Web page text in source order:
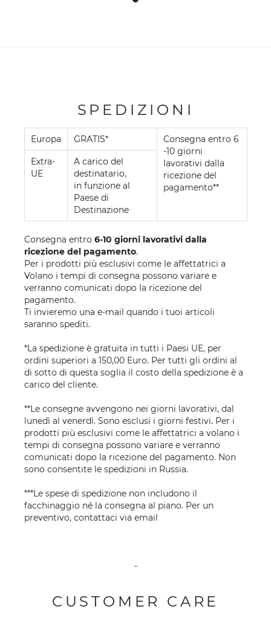
SPEDIZIONI
Europa GRATIS*
Consegna entro 6
-10 giorni
lavorativi dalla
ricezione del
pagamento**
Extra-
UE
A carico del
destinatario,
in funzione al
Paese di
Destinazione
Consegna entro 6-10 giorni lavorativi dalla
ricezione del pagamento.
Per i prodotti più esclusivi come le affettatrici a
Volano i tempi di consegna possono variare e
verranno comunicati dopo la ricezione del
pagamento.
Ti invieremo una e-mail quando i tuoi articoli
saranno spediti.
*La spedizione è gratuita in tutti i Paesi UE, per
ordini superiori a 150,00 Euro. Per tutti gli ordini al
di sotto di questa soglia il costo della spedizione è a
carico del cliente.
**Le consegne avvengono nei giorni lavorativi, dal
lunedì al venerdì. Sono esclusi i giorni festivi. Per i
prodotti più esclusivi come le affettatrici a volano i
tempi di consegna possono variare e verranno
comunicati dopo la ricezione del pagamento. Non
sono consentite le spedizioni in Russia.
***Le spese di spedizione non includono il
facchinaggio né la consegna al piano. Per un
preventivo, contattaci via email
-
CUSTOMER CARE